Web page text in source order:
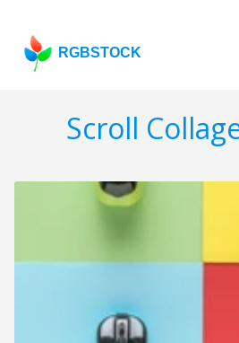
RGBSTOCK
Scroll